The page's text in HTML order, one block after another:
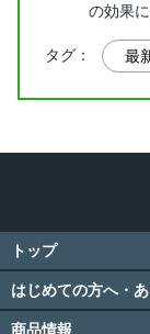
の効果
タグ： 最
トップ
はじめての方へ・
商品情報